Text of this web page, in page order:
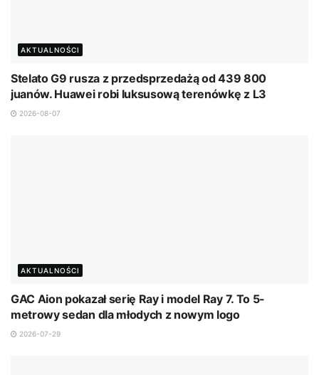
AKTUALNOŚCI
Stelato G9 rusza z przedsprzedażą od 439 800
juanów. Huawei robi luksusową terenówkę z L3
2026-08-07
AKTUALNOŚCI
GAC Aion pokazał serię Ray i model Ray 7. To 5-
metrowy sedan dla młodych z nowym logo
2026-07-29